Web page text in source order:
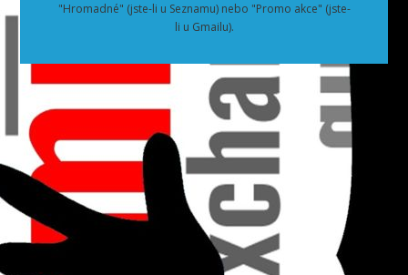
"Hromadné" (jste-li u Seznamu) nebo "Promo akce" (jste-
li u Gmailu).